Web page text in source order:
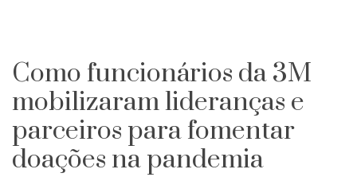
Como funcionários da 3M
mobilizaram lideranças e
parceiros para fomentar
doações na pandemia